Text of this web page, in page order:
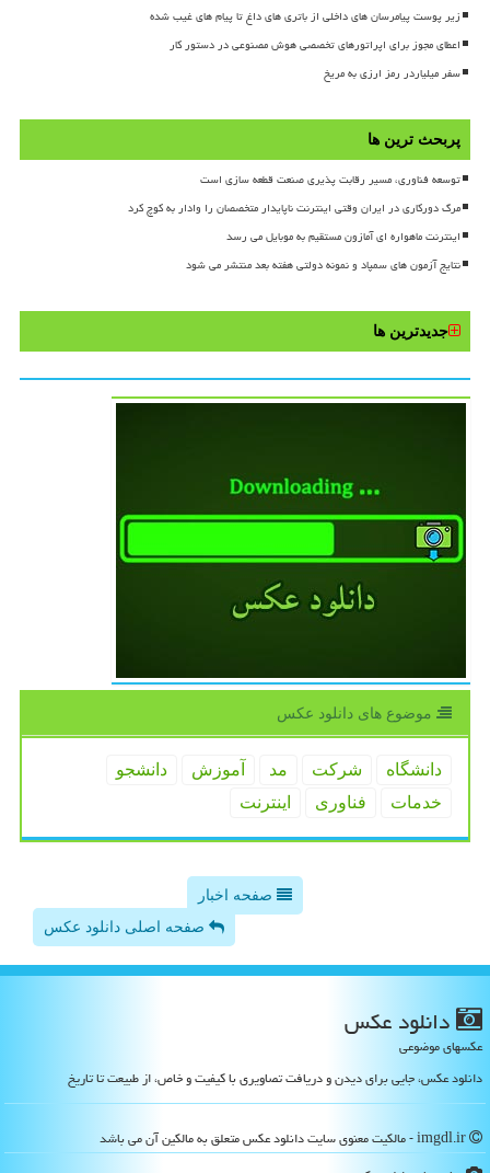
زیر پوست پیامرسان های داخلی از باتری های داغ تا پیام های غیب شده
اعطای مجوز برای اپراتورهای تخصصی هوش مصنوعی در دستور کار
سفر میلیاردر رمز ارزی به مریخ
پربحث ترین ها
توسعه فناوری، مسیر رقابت پذیری صنعت قطعه سازی است
مرگ دورکاری در ایران وقتی اینترنت ناپایدار متخصصان را وادار به کوچ کرد
اینترنت ماهواره ای آمازون مستقیم به موبایل می رسد
نتایج آزمون های سمپاد و نمونه دولتی هفته بعد منتشر می شود
جدیدترین ها
موضوع های دانلود عكس
دانشگاه شركت مد آموزش
دانشجو
خدمات
فناوری اینترنت
صفحه اخبار
صفحه اصلی دانلود عکس
دانلود عكس
عکسهای موضوعی
دانلود عکس، جایی برای دیدن و دریافت تصاویری با کیفیت و خاص، از طبیعت تا تاریخ